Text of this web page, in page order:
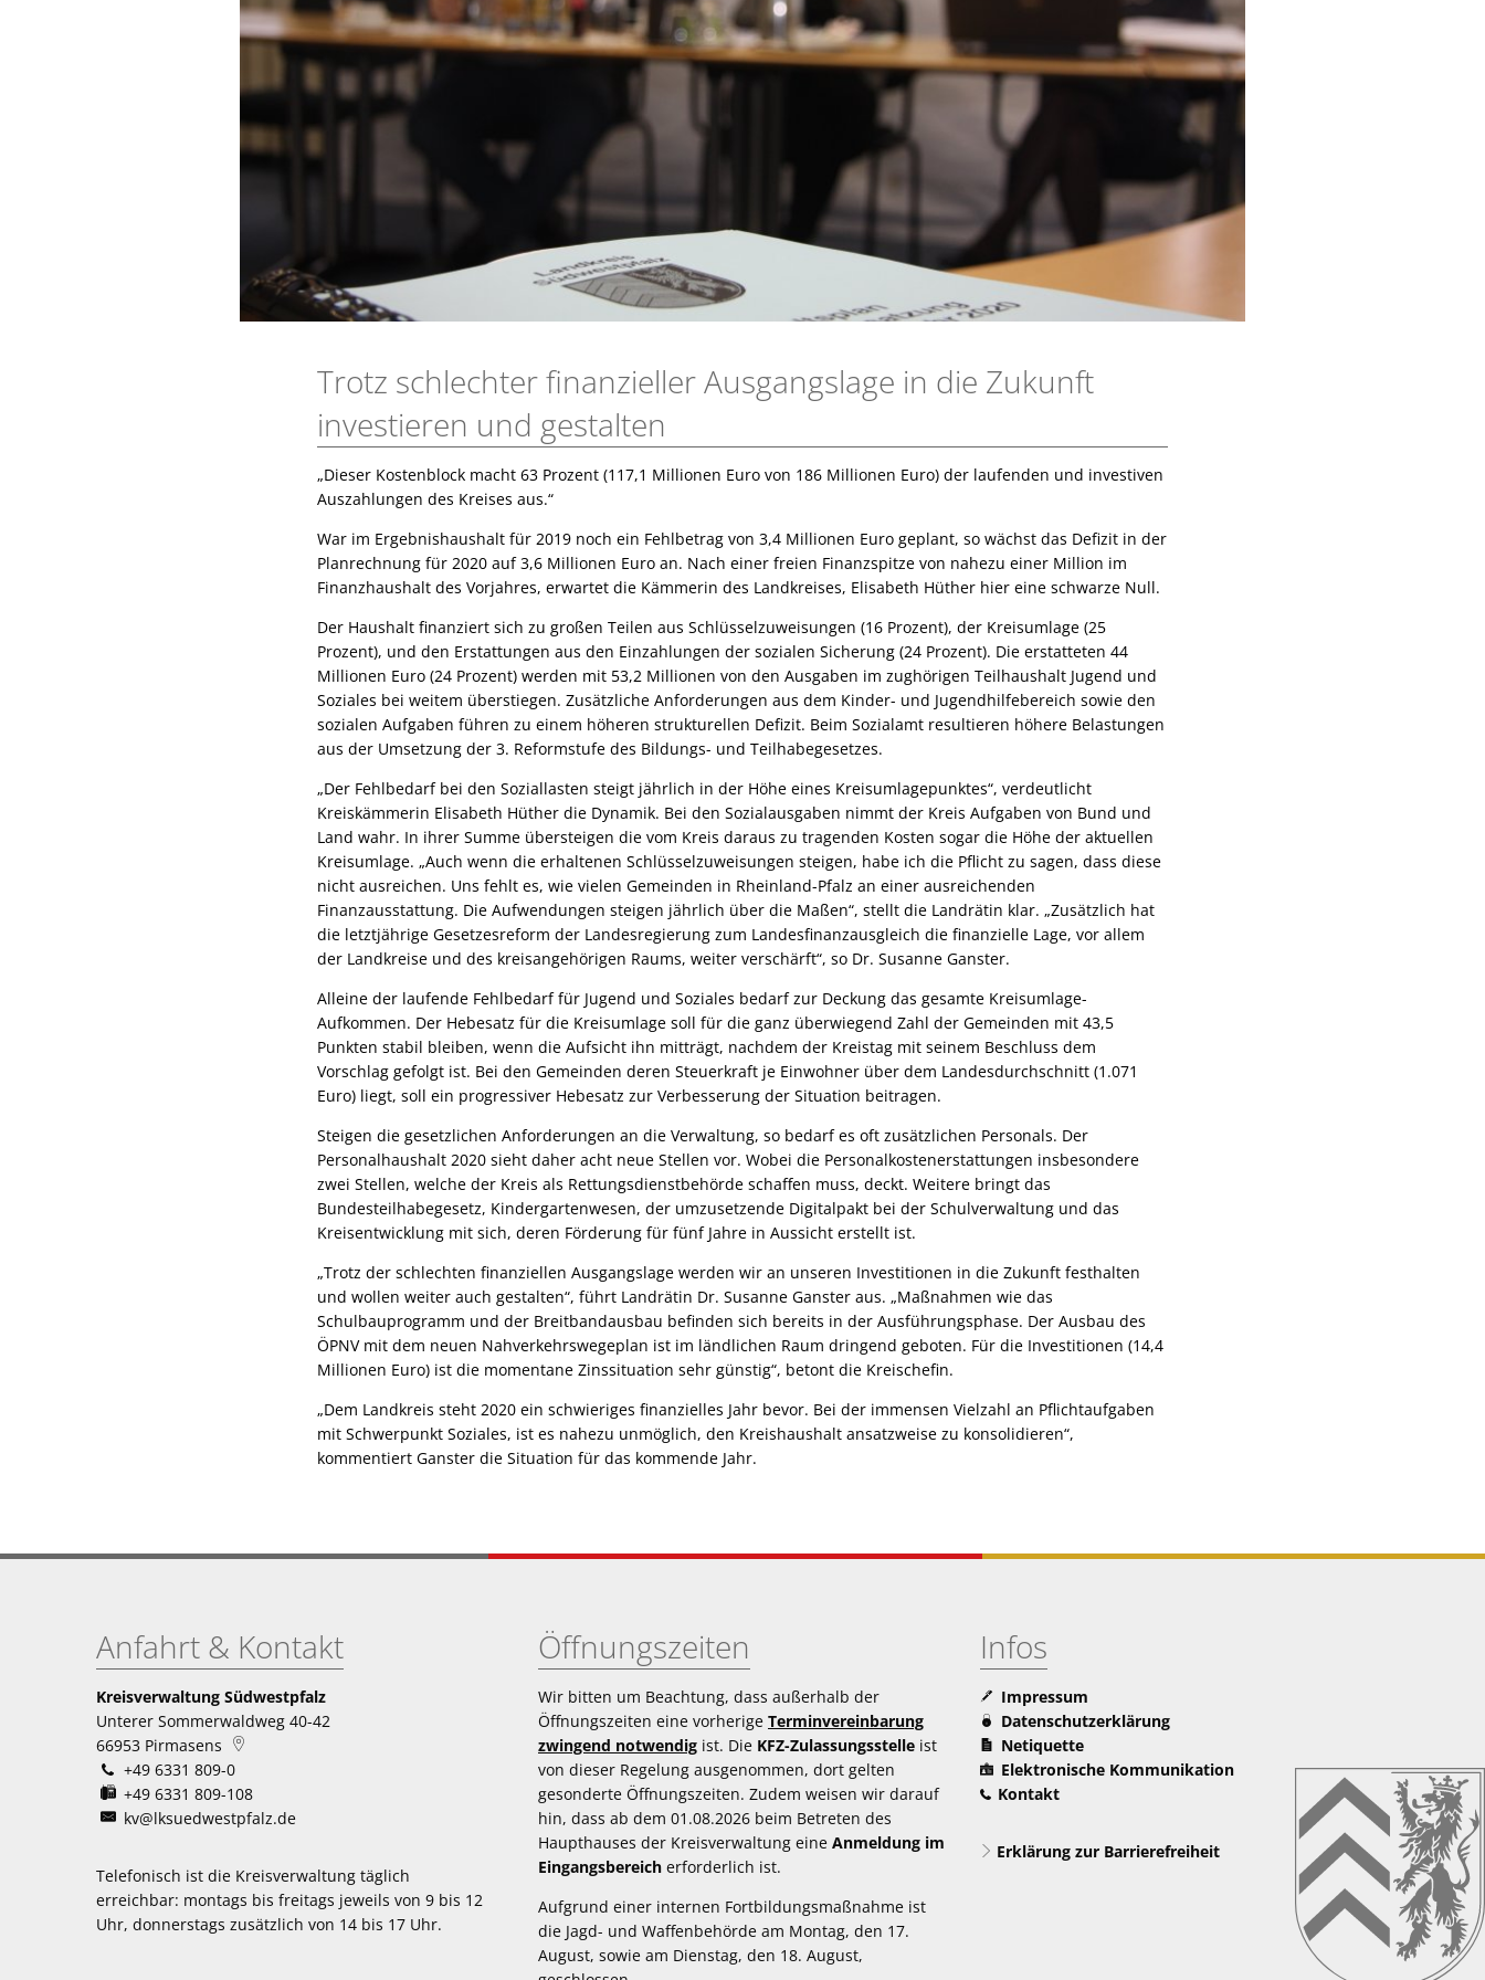
Trotz schlechter finanzieller Ausgangslage in die Zukunft
investieren und gestalten
„Dieser Kostenblock macht 63 Prozent (117,1 Millionen Euro von 186 Millionen Euro) der laufenden und investiven
Auszahlungen des Kreises aus.“
War im Ergebnishaushalt für 2019 noch ein Fehlbetrag von 3,4 Millionen Euro geplant, so wächst das Defizit in der
Planrechnung für 2020 auf 3,6 Millionen Euro an. Nach einer freien Finanzspitze von nahezu einer Million im
Finanzhaushalt des Vorjahres, erwartet die Kämmerin des Landkreises, Elisabeth Hüther hier eine schwarze Null.
Der Haushalt finanziert sich zu großen Teilen aus Schlüsselzuweisungen (16 Prozent), der Kreisumlage (25
Prozent), und den Erstattungen aus den Einzahlungen der sozialen Sicherung (24 Prozent). Die erstatteten 44
Millionen Euro (24 Prozent) werden mit 53,2 Millionen von den Ausgaben im zughörigen Teilhaushalt Jugend und
Soziales bei weitem überstiegen. Zusätzliche Anforderungen aus dem Kinder- und Jugendhilfebereich sowie den
sozialen Aufgaben führen zu einem höheren strukturellen Defizit. Beim Sozialamt resultieren höhere Belastungen
aus der Umsetzung der 3. Reformstufe des Bildungs- und Teilhabegesetzes.
„Der Fehlbedarf bei den Soziallasten steigt jährlich in der Höhe eines Kreisumlagepunktes“, verdeutlicht
Kreiskämmerin Elisabeth Hüther die Dynamik. Bei den Sozialausgaben nimmt der Kreis Aufgaben von Bund und
Land wahr. In ihrer Summe übersteigen die vom Kreis daraus zu tragenden Kosten sogar die Höhe der aktuellen
Kreisumlage. „Auch wenn die erhaltenen Schlüsselzuweisungen steigen, habe ich die Pflicht zu sagen, dass diese
nicht ausreichen. Uns fehlt es, wie vielen Gemeinden in Rheinland-Pfalz an einer ausreichenden
Finanzausstattung. Die Aufwendungen steigen jährlich über die Maßen“, stellt die Landrätin klar. „Zusätzlich hat
die letztjährige Gesetzesreform der Landesregierung zum Landesfinanzausgleich die finanzielle Lage, vor allem
der Landkreise und des kreisangehörigen Raums, weiter verschärft“, so Dr. Susanne Ganster.
Alleine der laufende Fehlbedarf für Jugend und Soziales bedarf zur Deckung das gesamte Kreisumlage-
Aufkommen. Der Hebesatz für die Kreisumlage soll für die ganz überwiegend Zahl der Gemeinden mit 43,5
Punkten stabil bleiben, wenn die Aufsicht ihn mitträgt, nachdem der Kreistag mit seinem Beschluss dem
Vorschlag gefolgt ist. Bei den Gemeinden deren Steuerkraft je Einwohner über dem Landesdurchschnitt (1.071
Euro) liegt, soll ein progressiver Hebesatz zur Verbesserung der Situation beitragen.
Steigen die gesetzlichen Anforderungen an die Verwaltung, so bedarf es oft zusätzlichen Personals. Der
Personalhaushalt 2020 sieht daher acht neue Stellen vor. Wobei die Personalkostenerstattungen insbesondere
zwei Stellen, welche der Kreis als Rettungsdienstbehörde schaffen muss, deckt. Weitere bringt das
Bundesteilhabegesetz, Kindergartenwesen, der umzusetzende Digitalpakt bei der Schulverwaltung und das
Kreisentwicklung mit sich, deren Förderung für fünf Jahre in Aussicht erstellt ist.
„Trotz der schlechten finanziellen Ausgangslage werden wir an unseren Investitionen in die Zukunft festhalten
und wollen weiter auch gestalten“, führt Landrätin Dr. Susanne Ganster aus. „Maßnahmen wie das
Schulbauprogramm und der Breitbandausbau befinden sich bereits in der Ausführungsphase. Der Ausbau des
ÖPNV mit dem neuen Nahverkehrswegeplan ist im ländlichen Raum dringend geboten. Für die Investitionen (14,4
Millionen Euro) ist die momentane Zinssituation sehr günstig“, betont die Kreischefin.
„Dem Landkreis steht 2020 ein schwieriges finanzielles Jahr bevor. Bei der immensen Vielzahl an Pflichtaufgaben
mit Schwerpunkt Soziales, ist es nahezu unmöglich, den Kreishaushalt ansatzweise zu konsolidieren“,
kommentiert Ganster die Situation für das kommende Jahr.
Anfahrt & Kontakt
Kreisverwaltung Südwestpfalz
Unterer Sommerwaldweg 40-42
66953 Pirmasens
+49 6331 809-0
+49 6331 809-108
kv@lksuedwestpfalz.de
Telefonisch ist die Kreisverwaltung täglich
erreichbar: montags bis freitags jeweils von 9 bis 12
Uhr, donnerstags zusätzlich von 14 bis 17 Uhr.
Öffnungszeiten
Wir bitten um Beachtung, dass außerhalb der
Öffnungszeiten eine vorherige Terminvereinbarung
zwingend notwendig ist. Die KFZ-Zulassungsstelle ist
von dieser Regelung ausgenommen, dort gelten
gesonderte Öffnungszeiten. Zudem weisen wir darauf
hin, dass ab dem 01.08.2026 beim Betreten des
Haupthauses der Kreisverwaltung eine Anmeldung im
Eingangsbereich erforderlich ist.
Aufgrund einer internen Fortbildungsmaßnahme ist
die Jagd- und Waffenbehörde am Montag, den 17.
August, sowie am Dienstag, den 18. August,
Infos
Impressum
Datenschutzerklärung
Netiquette
Elektronische Kommunikation
Kontakt
Erklärung zur Barrierefreiheit